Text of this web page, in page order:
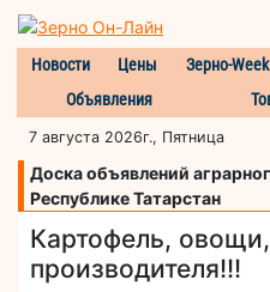
Новости Цены Зерно-
Объявления
7 августа 2026г., Пятница
Доска объявлений
Республике Татарстан
Картофель,
производителя!!!